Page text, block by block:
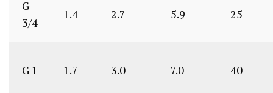
G
3/4
1.4 2.7 5.9 25
G 1 1.7 3.0 7.0 40